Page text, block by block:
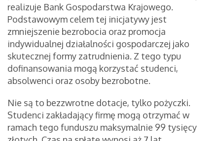
realizuje Bank Gospodarstwa Krajowego.
Podstawowym celem tej inicjatywy jest
zmniejszenie bezrobocia oraz promocja
indywidualnej działalności gospodarczej jako
skutecznej formy zatrudnienia. Z tego typu
dofinansowania mogą korzystać studenci,
absolwenci oraz osoby bezrobotne.
Nie są to bezzwrotne dotacje, tylko pożyczki.
Studenci zakładający firmę mogą otrzymać w
ramach tego funduszu maksymalnie 99 tysięcy